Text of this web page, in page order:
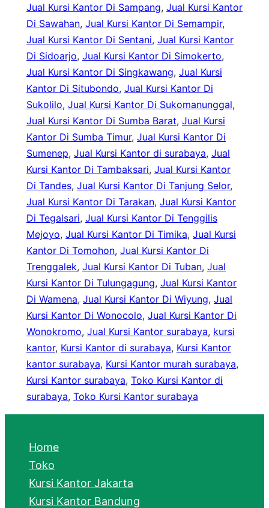
Jual Kursi Kantor Di Sampang, Jual Kursi Kantor
Di Sawahan, Jual Kursi Kantor Di Semampir
Jual Kursi Kantor Di Sentani, Jual Kursi Kantor
Di Sidoarjo, Jual Kursi Kantor Di Simokerto
Jual Kursi Kantor Di Singkawang, Jual Kursi
Kantor Di Situbondo, Jual Kursi Kantor Di
Sukolilo, Jual Kursi Kantor Di Sukomanunggal
Jual Kursi Kantor Di Sumba Barat, Jual Kursi
Kantor Di Sumba Timur, Jual Kursi Kantor Di
Sumenep, Jual Kursi Kantor di surabaya, Jual
Kursi Kantor Di Tambaksari, Jual Kursi Kantor
Di Tandes, Jual Kursi Kantor Di Tanjung Selor
Jual Kursi Kantor Di Tarakan, Jual Kursi Kantor
Di Tegalsari, Jual Kursi Kantor Di Tenggilis
Mejoyo, Jual Kursi Kantor Di Timika, Jual Kursi
Kantor Di Tomohon, Jual Kursi Kantor Di
Trenggalek, Jual Kursi Kantor Di Tuban, Jual
Kursi Kantor Di Tulungagung, Jual Kursi Kantor
Di Wamena, Jual Kursi Kantor Di Wiyung, Jual
Kursi Kantor Di Wonocolo, Jual Kursi Kantor Di
Wonokromo, Jual Kursi Kantor surabaya, kursi
kantor, Kursi Kantor di surabaya, Kursi Kantor
kantor surabaya, Kursi Kantor murah surabaya
Kursi Kantor surabaya, Toko Kursi Kantor di
surabaya, Toko Kursi Kantor surabaya
Home
Toko
Kursi Kantor Jakarta
Kursi Kantor Bandung